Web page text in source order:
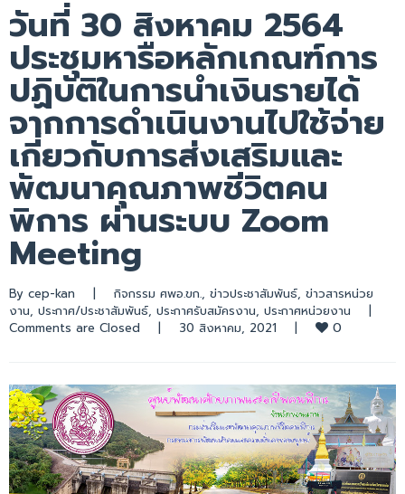
วันที่ 30 สิงหาคม 2564
ประชุมหารือหลักเกณฑ์การ
ปฏิบัติในการนำเงินรายได้
จากการดำเนินงานไปใช้จ่าย
เกี่ยวกับการส่งเสริมและ
พัฒนาคุณภาพชีวิตคน
พิการ ผ่านระบบ Zoom
Meeting
By cep-kan | กิจกรรม ศพอ.ขก., ข่าวประชาสัมพันธ์, ข่าวสารหน่วย
งาน, ประกาศ/ประชาสัมพันธ์, ประกาศรับสมัครงาน, ประกาศหน่วยงาน
|
Comments are Closed
| 30 สิงหาคม, 2021 | 0